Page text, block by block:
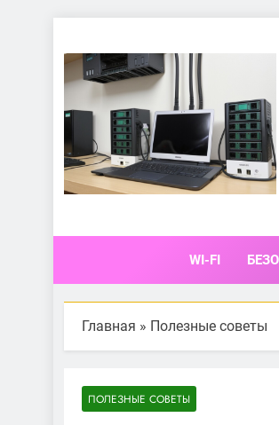
содержимому
WI-FI
Главная » Полезные советы
ПОЛЕЗНЫЕ СОВЕТЫ